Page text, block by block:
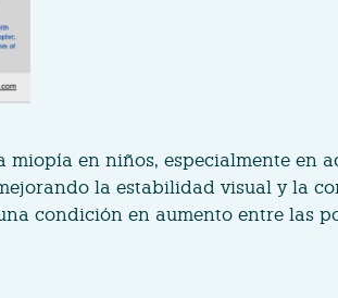
en niños, especialmente en
la estabilidad visual y la
condición en aumento entre las